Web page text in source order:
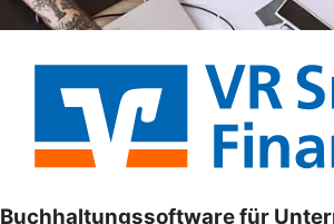
Buchhaltungssoftware für